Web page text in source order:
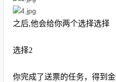
之后,他会给你两个选择选择
选择2
你完成了送票的任务，得到金